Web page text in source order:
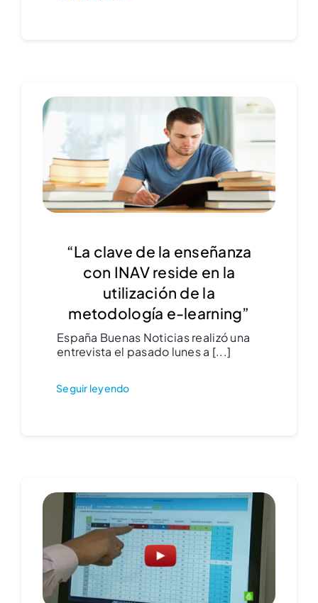
“La clave de la enseñanza
con INAV reside en la
utilización de la
metodología e-learning”
España Buenas Noticias realizó una
entrevista el pasado lunes a [...]
Seguir leyendo